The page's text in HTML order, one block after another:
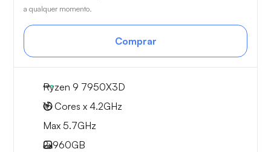
a qualquer momento.
Comprar
Ryzen 9 7950X3D
16 Cores x 4.2GHz
Max 5.7GHz
2x960GB